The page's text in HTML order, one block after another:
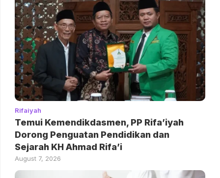
Rifaiyah
Temui Kemendikdasmen, PP Rifa’iyah
Dorong Penguatan Pendidikan dan
Sejarah KH Ahmad Rifa’i
August 7, 2026